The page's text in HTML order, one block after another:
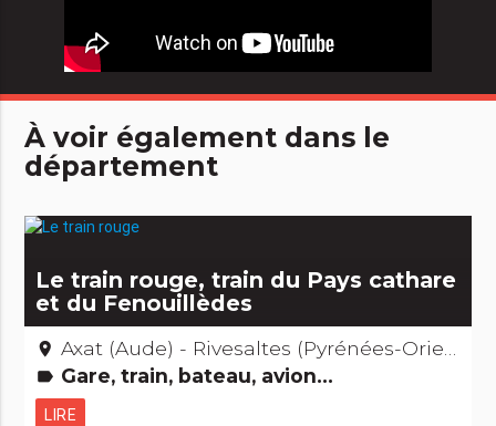
À voir également dans le
département
Le train rouge, train du Pays cathare
et du Fenouillèdes
place Axat (Aude) - Rivesaltes (Pyrénées-Orientales)
label Gare, train, bateau, avion...
LIRE